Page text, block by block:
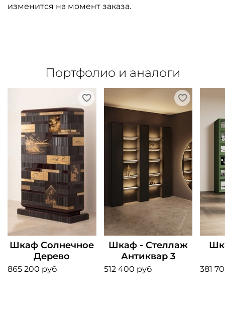
изменится на момент заказа.
Портфолио и аналоги
Шкаф Солнечное
Дерево
865 200 руб
Шкаф - Стеллаж
Антиквар 3
512 400 руб 381